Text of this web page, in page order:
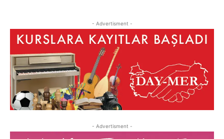
- Advertisment -
- Advertisment -